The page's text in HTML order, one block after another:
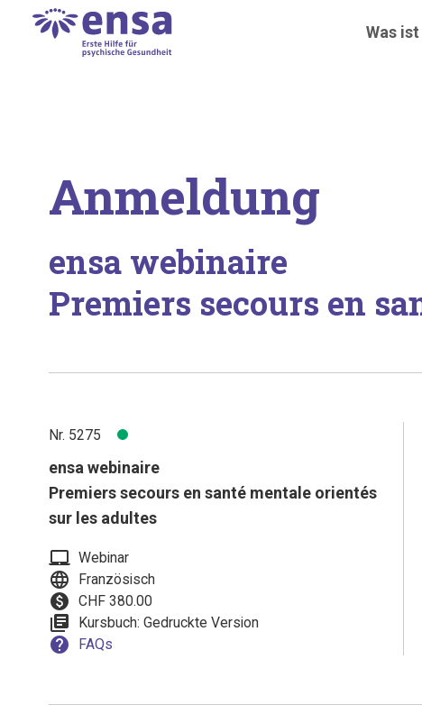
Was
Anmeldung
ensa webinaire
Premiers secours en
Nr. 5275
ensa webinaire
Premiers secours en santé mentale orientés
sur les adultes
laptop_mac Webinar
language Französisch
paid CHF 380.00
library_books Kursbuch: Gedruckte Version
help FAQs